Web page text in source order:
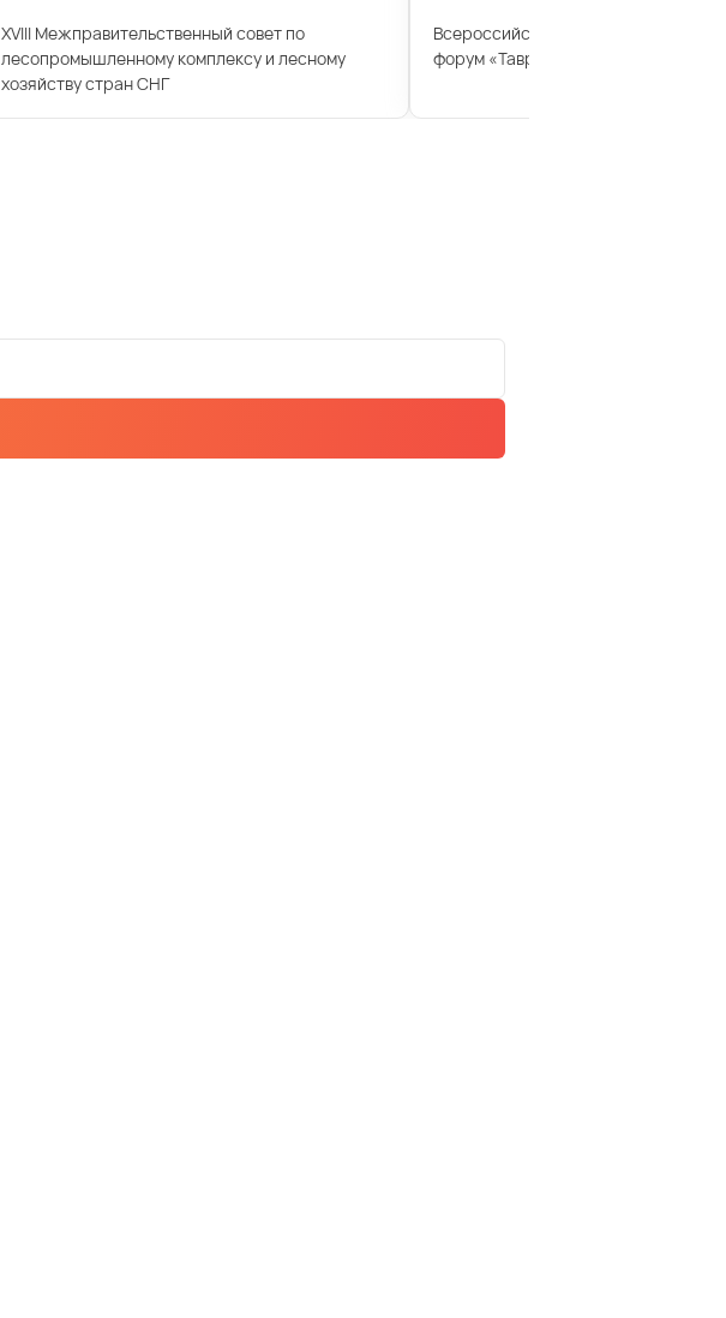
XVIII Межправительственный совет по
лесопромышленному комплексу и лесному
хозяйству стран СНГ
Всероссийский молодежный
форум «Таврида»